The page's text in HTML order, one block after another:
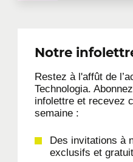
Notre
Restez à l'affût de
Technologia.
infolettre et recevez
semaine :
Des invitations à
exclusifs et